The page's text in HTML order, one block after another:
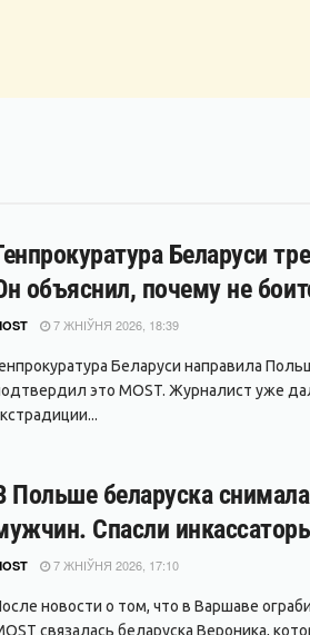
Беларуси
объяснил, почему не
7 ЖНІЎНЯ 2026, 18:39
Беларуси направила
это MOST. Журналист уже
Польше беларуска
Спасли
7 ЖНІЎНЯ 2026, 17:10
новости о том, что в Варшаве
связалась беларуска Вероника,